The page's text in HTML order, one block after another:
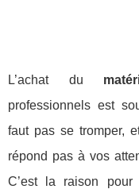
L’achat du
professionnels est
faut pas se tromper,
répond pas à vos
C’est la raison pour